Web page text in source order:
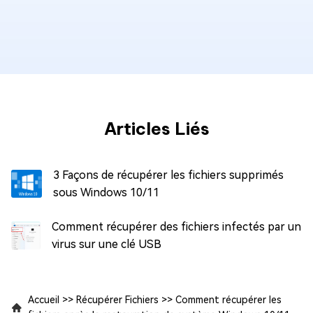
Articles Liés
3 Façons de récupérer les fichiers supprimés
sous Windows 10/11
Comment récupérer des fichiers infectés par un
virus sur une clé USB
Accueil >> Récupérer Fichiers >> Comment récupérer les